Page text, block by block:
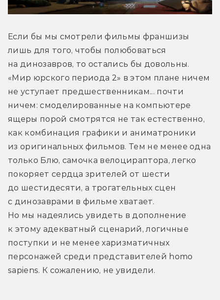
Если бы мы смотрели фильмы франшизы
лишь для того, чтобы полюбоваться
на динозавров, то остались бы довольны.
«Мир юрского периода 2» в этом плане ничем
не уступает предшественникам... почти
ничем: смоделированные на компьютере
ящеры порой смотрятся не так естественно,
как комбинация графики и аниматроники
из оригинальных фильмов. Тем не менее одна
только Блю, самочка велоцираптора, легко
покоряет сердца зрителей от шести
до шестидесяти, а трогательных сцен
с динозаврами в фильме хватает.
Но мы надеялись увидеть в дополнение
к этому адекватный сценарий, логичные
поступки и не менее харизматичных
персонажей среди представителей homo
sapiens. К сожалению, не увидели.